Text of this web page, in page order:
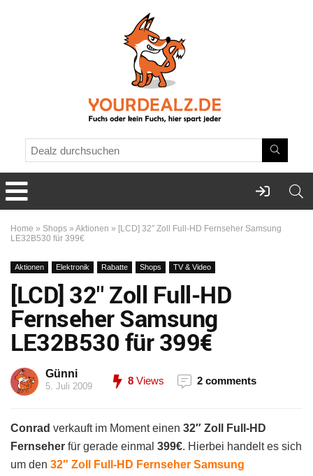
Home » Shops » Aktionen » [LCD] 32″ Zoll Full-HD Fernseher Samsung
LE32B530 für 399€
Aktionen Elektronik Rabatte Shops TV & Video
[LCD] 32″ Zoll Full-HD
Fernseher Samsung
LE32B530 für 399€
Günni
5. Juli 2009 8 Views 2 comments
Conrad verkauft im Moment einen 32″ Zoll Full-HD
Fernseher für gerade einmal 399€. Hierbei handelt es sich
um den 32″ Zoll Full-HD Fernseher Samsung